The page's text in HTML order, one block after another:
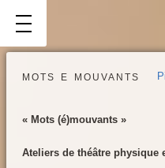
mots e mouvants
« Mots (é)mouvants »
Ateliers de théâtre physique